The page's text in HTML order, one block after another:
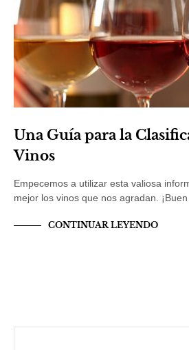
Una Guía para la
Vinos
Empecemos a utilizar esta valiosa
mejor los vinos que nos agradan.
CONTINUAR LEYENDO